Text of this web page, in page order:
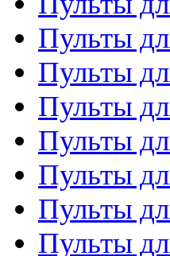
Пульты
Пульты
Пульты
Пульты
Пульты
Пульты
Пульты